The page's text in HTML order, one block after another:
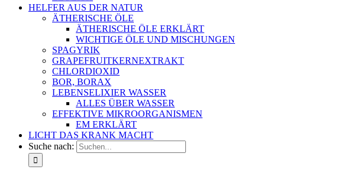
HELFER AUS DER NATUR
ÄTHERISCHE ÖLE
ÄTHERISCHE ÖLE ERKLÄRT
WICHTIGE ÖLE UND MISCHUNGEN
SPAGYRIK
GRAPEFRUITKERNEXTRAKT
CHLORDIOXID
BOR, BORAX
LEBENSELIXIER WASSER
ALLES ÜBER WASSER
EFFEKTIVE MIKROORGANISMEN
EM ERKLÄRT
LICHT DAS KRANK MACHT
Suche nach: